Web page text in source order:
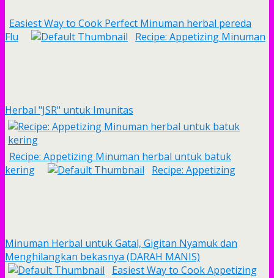
Easiest Way to Cook Perfect Minuman herbal pereda
Flu
Recipe: Appetizing Minuman
Herbal "JSR" untuk Imunitas
Recipe: Appetizing Minuman herbal untuk batuk
kering
Recipe: Appetizing
Minuman Herbal untuk Gatal, Gigitan Nyamuk dan
Menghilangkan bekasnya (DARAH MANIS)
Easiest Way to Cook Appetizing